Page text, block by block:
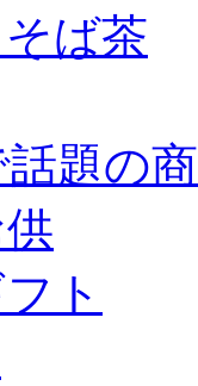
ば茶
題の
ト